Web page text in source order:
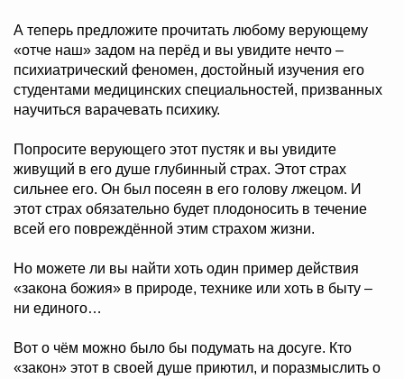
А теперь предложите прочитать любому верующему
«отче наш» задом на перёд и вы увидите нечто –
психиатрический феномен, достойный изучения его
студентами медицинских специальностей, призванных
научиться вaрачевать психику.
Попросите верующего этот пустяк и вы увидите
живущий в его душе глубинный страх. Этот страх
сильнее его. Он был посеян в его голову лжецом. И
этот страх обязательно будет плодоносить в течение
всей его повреждённой этим страхом жизни.
Но можете ли вы найти хоть один пример действия
«закона божия» в природе, технике или хоть в быту –
ни единого…
Вот о чём можно было бы подумать на досуге. Кто
«закон» этот в своей душе приютил, и поразмыслить о